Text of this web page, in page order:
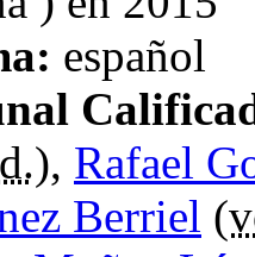
español
), Rafael
Berriel (